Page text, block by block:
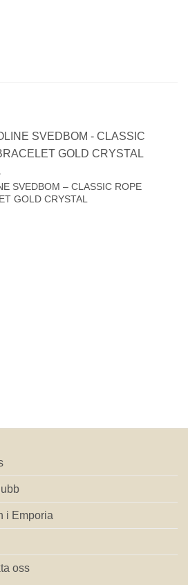
SVEDBOM – CLASSIC ROPE
GOLD CRYSTAL
i Emporia
oss